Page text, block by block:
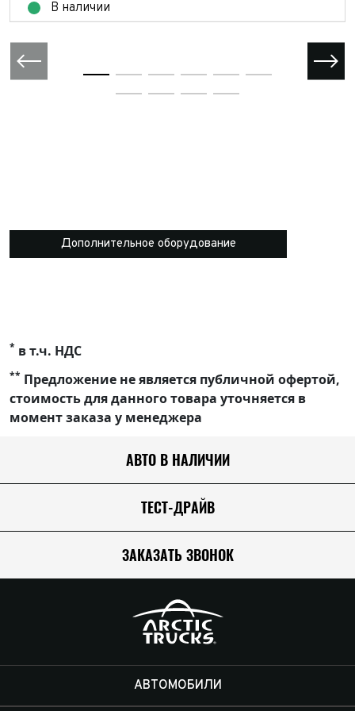
В наличии
Дополнительное оборудование
* в т.ч. НДС
** Предложение не является публичной офертой,
стоимость для данного товара уточняется в
момент заказа у менеджера
АВТО В НАЛИЧИИ
ТЕСТ-ДРАЙВ
ЗАКАЗАТЬ ЗВОНОК
АВТОМОБИЛИ